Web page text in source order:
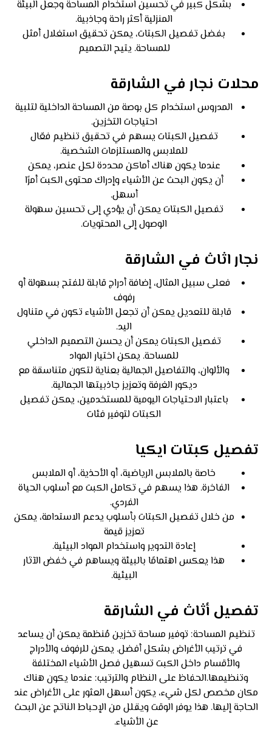
بشكل كبير في تحسين استخدام المساحة وجعل البيئة
المنزلية أكثر راحة وجاذبية.
بفضل تفصيل الكبتات، يمكن تحقيق استغلال أمثل
للمساحة. يتيح التصميم
محلات نجار في الشارقة
المدروس استخدام كل بوصة من المساحة الداخلية لتلبية
احتياجات التخزين.
تفصيل الكبتات يسهم في تحقيق تنظيم فعّال
للملابس والمستلزمات الشخصية.
عندما يكون هناك أماكن محددة لكل عنصر، يمكن
أن يكون البحث عن الأشياء وإدراك محتوى الكبت أمرًا
أسهل.
تفصيل الكبتات يمكن أن يؤدي إلى تحسين سهولة
الوصول إلى المحتويات.
نجار اثاث في الشارقة
فعلى سبيل المثال، إضافة أدراج قابلة للفتح بسهولة أو
رفوف
قابلة للتعديل يمكن أن تجعل الأشياء تكون في متناول
اليد.
تفصيل الكبتات يمكن أن يحسن التصميم الداخلي
للمساحة. يمكن اختيار المواد
والألوان، والتفاصيل الجمالية بعناية لتكون متناسقة مع
ديكور الغرفة وتعزيز جاذبيتها الجمالية.
باعتبار الاحتياجات اليومية للمستخدمين، يمكن تفصيل
الكبتات لتوفير فئات
تفصيل كبتات ايكيا
خاصة بالملابس الرياضية، أو الأحذية، أو الملابس
الفاخرة. هذا يسهم في تكامل الكبت مع أسلوب الحياة
الفردي.
من خلال تفصيل الكبتات بأسلوب يدعم الاستدامة، يمكن
تعزيز قيمة
إعادة التدوير واستخدام المواد البيئية.
هذا يعكس اهتمامًا بالبيئة ويساهم في خفض الآثار
البيئية.
تفصيل أثاث في الشارقة
تنظيم المساحة: توفير مساحة تخزين مُنظمة يمكن أن يساعد
في ترتيب الأغراض بشكل أفضل. يمكن للرفوف والأدراج
والأقسام داخل الكبت تسهيل فصل الأشياء المختلفة
وتنظيمها.الحفاظ على النظام والترتيب: عندما يكون هناك
مكان مخصص لكل شيء، يكون أسهل العثور على الأغراض عند
الحاجة إليها. هذا يوفر الوقت ويقلل من الإحباط الناتج عن البحث
عن الأشياء.